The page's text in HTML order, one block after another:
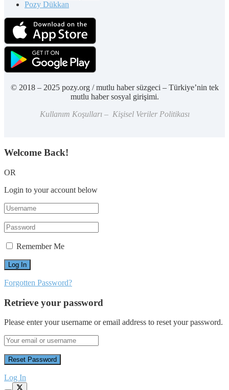
Pozy Dükkan
© 2018 – 2025 pozy.org / mutlu haber süzgeci – Türkiye’nin tek
mutlu haber sosyal girişimi.
Kullanım Koşulları – Kişisel Veriler Politikası
Welcome Back!
OR
Login to your account below
Remember Me
Forgotten Password?
Retrieve your password
Please enter your username or email address to reset your password.
Log In